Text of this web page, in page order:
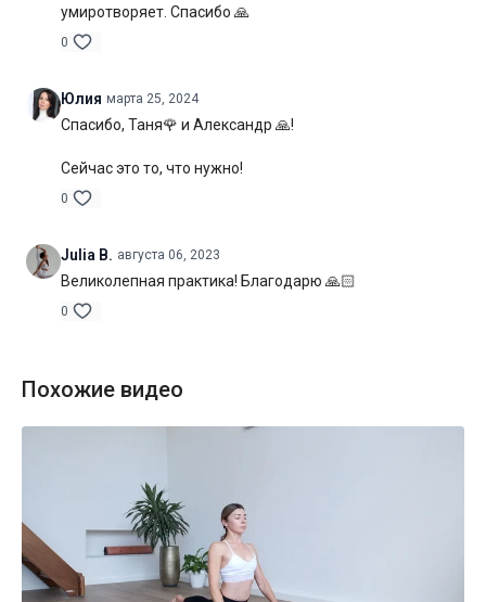
умиротворяет. Спасибо 🙏
0
Юлия марта 25, 2024
Спасибо, Таня🌹 и Александр 🙏!
Сейчас это то, что нужно!
0
Julia B. августа 06, 2023
Великолепная практика! Благодарю 🙏🏻
0
Похожие видео